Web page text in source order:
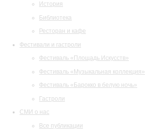
История
Библиотека
Ресторан и кафе
Фестивали и гастроли
Фестиваль «Площадь Искусств»
Фестиваль «Музыкальная коллекция»
Фестиваль «Барокко в белую ночь»
Гастроли
СМИ о нас
Все публикации